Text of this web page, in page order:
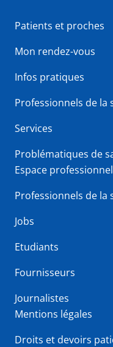
Patients et proches
Mon rendez-vous
Infos pratiques
Professionnels de la
Services
Problématiques de
Espace
Professionnels de la
Jobs
Etudiants
Fournisseurs
Journalistes
Mentions légales
Droits et devoirs